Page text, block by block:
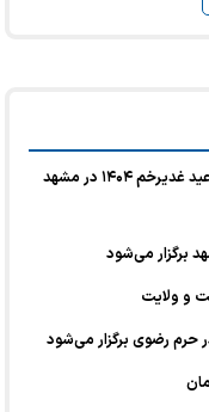
ممنوعیت‌ها و محدودیت‌های ترافیکی شب عید غدیرخم ۱۴۰۴ در مشهد
برگزار می‌شود
و ولایت
حرم رضوی برگزار می‌شود